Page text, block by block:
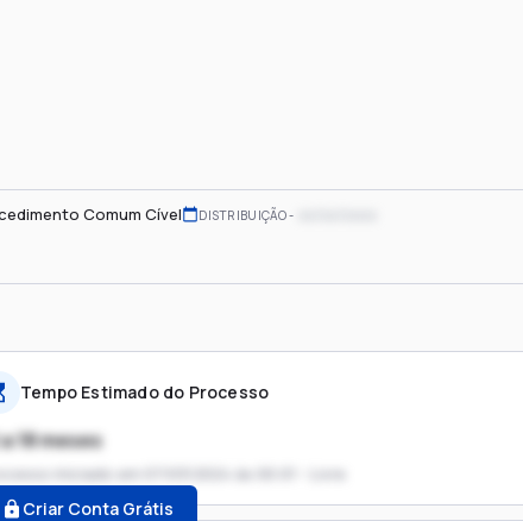
Comum Cível DISTRIBUIÇÃO
Tempo Estimado do Processo
a 18 meses
iniciado em 07/03/2024 às 00:01 - Livre
Criar Conta Grátis